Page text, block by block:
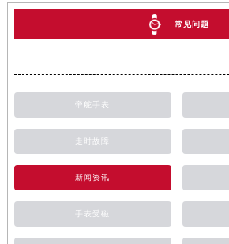
常见问题
帝舵手表
走时故障
新闻资讯
手表受磁